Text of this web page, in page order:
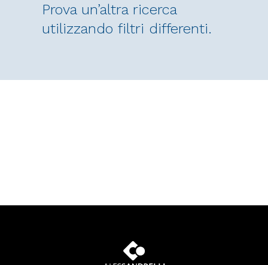
Prova un’altra ricerca
utilizzando filtri differenti.